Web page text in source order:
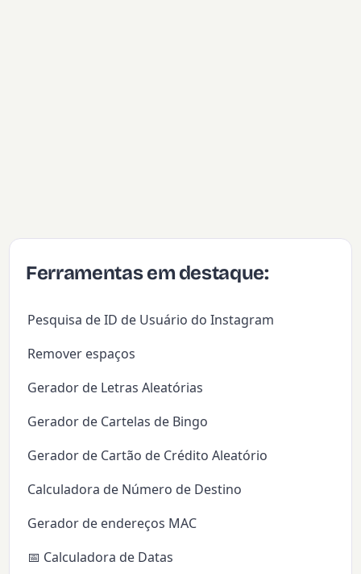
Ferramentas em destaque:
Pesquisa de ID de Usuário do Instagram
Remover espaços
Gerador de Letras Aleatórias
Gerador de Cartelas de Bingo
Gerador de Cartão de Crédito Aleatório
Calculadora de Número de Destino
Gerador de endereços MAC
📅 Calculadora de Datas